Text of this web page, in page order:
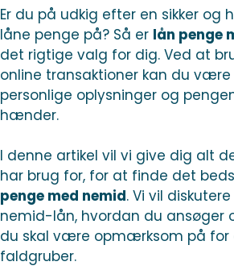
Er du på udkig efter en sikker og
låne penge på? Så er lån penge
det rigtige valg for dig. Ved at
online transaktioner kan du være
personlige oplysninger og
hænder.
I denne artikel vil vi give dig alt
har brug for, for at finde det
penge med nemid. Vi vil
nemid-lån, hvordan du ansøger
du skal være opmærksom på for
faldgruber.